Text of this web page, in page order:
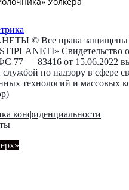
© Все права защищены
Свидетельство
— 83416 от 15.06.2022
по надзору в сфере
технологий и массовых
конфиденциальности